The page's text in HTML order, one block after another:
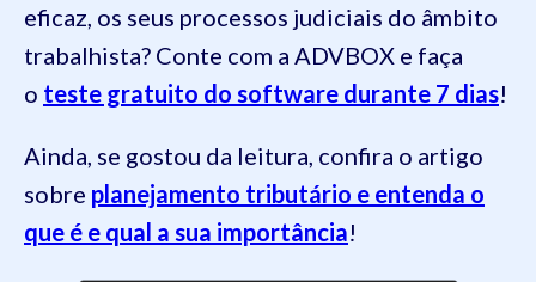
eficaz, os seus processos judiciais do âmbito
trabalhista? Conte com a ADVBOX e faça
o teste gratuito do software durante 7 dias!
Ainda, se gostou da leitura, confira o artigo
sobre planejamento tributário e entenda o
que é e qual a sua importância!